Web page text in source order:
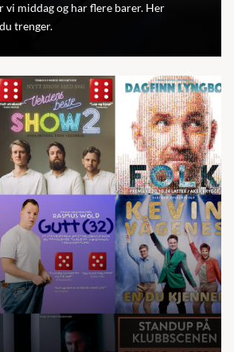
vi middag og har flere barer. Her
trenger.